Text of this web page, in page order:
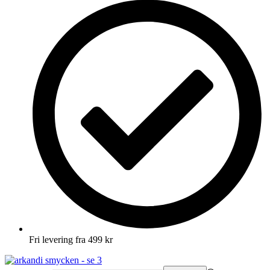
Fri levering fra 499 kr